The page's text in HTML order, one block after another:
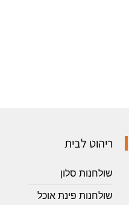
ריהוט לבית
שולחנות סלון
שולחנות פינת אוכל